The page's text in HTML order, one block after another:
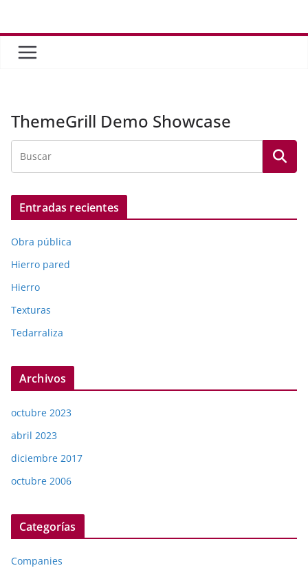
contenido
ThemeGrill Demo Showcase
Entradas recientes
Obra pública
Hierro pared
Hierro
Texturas
Tedarraliza
Archivos
octubre 2023
abril 2023
diciembre 2017
octubre 2006
Categorías
Companies